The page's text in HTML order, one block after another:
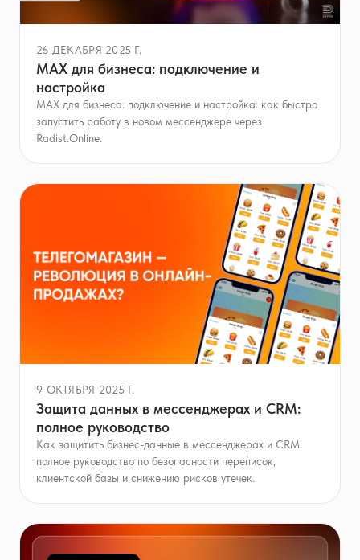
26 ДЕКАБРЯ 2025 Г.
MAX для бизнеса: подключение и
настройка
MAX для бизнеса: подключение и настройка: как быстро
запустить работу в новом мессенджере через
Radist.Online.
9 ОКТЯБРЯ 2025 Г.
Защита данных в мессенджерах и CRM:
полное руководство
Как защитить бизнес-данные в мессенджерах и CRM:
полное руководство по безопасности переписок,
клиентской базы и снижению рисков утечек.